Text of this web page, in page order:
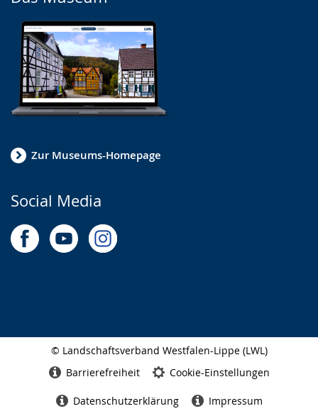
Zur Museums-Homepage
Social Media
© Landschaftsverband Westfalen-Lippe (LWL)
Barrierefreiheit Cookie-Einstellungen
Datenschutzerklärung Impressum